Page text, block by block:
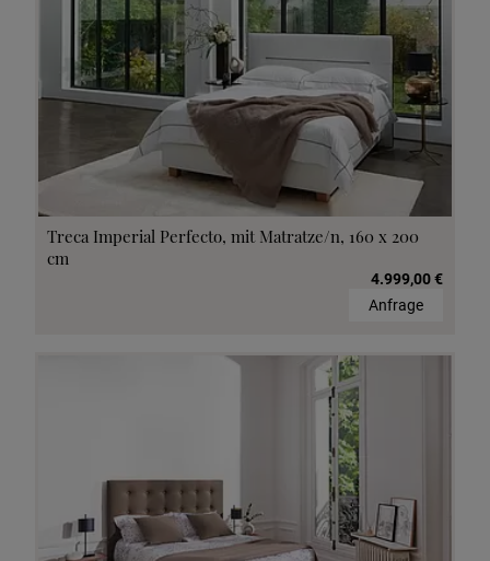
Treca Imperial Perfecto, mit Matratze/n, 160 x 200
cm
4.999,00 €
Anfrage